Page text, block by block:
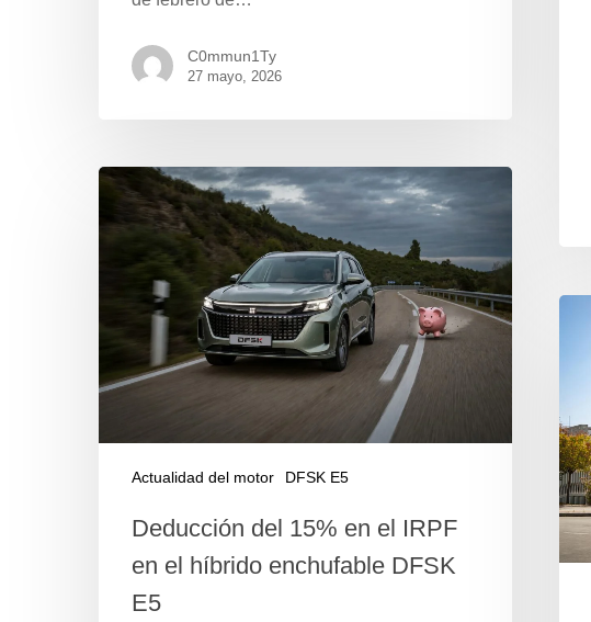
C0mmun1Ty
27 mayo, 2026
Actualidad del motor DFSK E5
Deducción del 15% en el IRPF
en el híbrido enchufable DFSK
E5